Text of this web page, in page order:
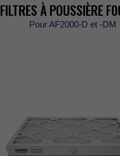
PourAF2000-Det-DM